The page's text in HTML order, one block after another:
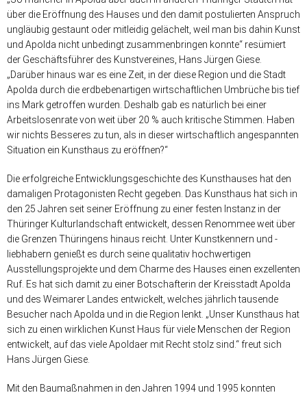
über die Eröffnung des Hauses und den damit postulierten Anspruch
ungläubig gestaunt oder mitleidig gelächelt, weil man bis dahin Kunst
und Apolda nicht unbedingt zusammenbringen konnte“ resümiert
der Geschäftsführer des Kunstvereines, Hans Jürgen Giese.
„Darüber hinaus war es eine Zeit, in der diese Region und die Stadt
Apolda durch die erdbebenartigen wirtschaftlichen Umbrüche bis tief
ins Mark getroffen wurden. Deshalb gab es natürlich bei einer
Arbeitslosenrate von weit über 20 % auch kritische Stimmen. Haben
wir nichts Besseres zu tun, als in dieser wirtschaftlich angespannten
Situation ein Kunsthaus zu eröffnen?“
Die erfolgreiche Entwicklungsgeschichte des Kunsthauses hat den
damaligen Protagonisten Recht gegeben. Das Kunsthaus hat sich in
den 25 Jahren seit seiner Eröffnung zu einer festen Instanz in der
Thüringer Kulturlandschaft entwickelt, dessen Renommee weit über
die Grenzen Thüringens hinaus reicht. Unter Kunstkennern und -
liebhabern genießt es durch seine qualitativ hochwertigen
Ausstellungsprojekte und dem Charme des Hauses einen exzellenten
Ruf. Es hat sich damit zu einer Botschafterin der Kreisstadt Apolda
und des Weimarer Landes entwickelt, welches jährlich tausende
Besucher nach Apolda und in die Region lenkt. „Unser Kunsthaus hat
sich zu einen wirklichen Kunst Haus für viele Menschen der Region
entwickelt, auf das viele Apoldaer mit Recht stolz sind.“ freut sich
Hans Jürgen Giese.
Mit den Baumaßnahmen in den Jahren 1994 und 1995 konnten